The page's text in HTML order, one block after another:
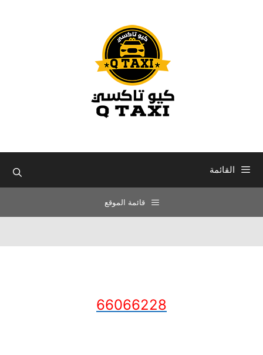
القائمة
قائمة الموقع
66066228